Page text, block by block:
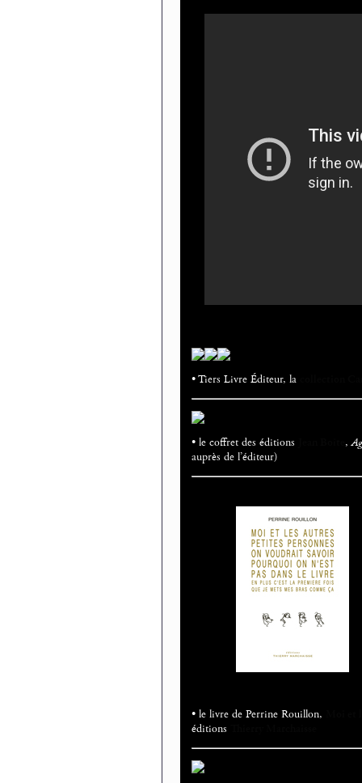
• Tiers Livre Éditeur, la
• le coffret des éditions ,
auprès de l’éditeur)
• le livre de Perrine Rouillon,
éditions